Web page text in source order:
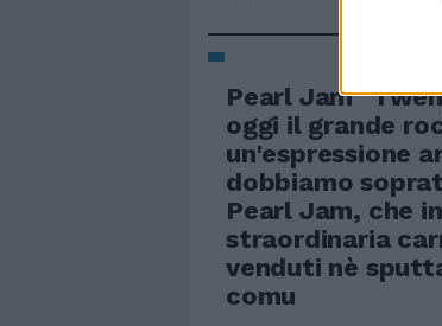
Pearl Jam
oggi il grande
un'espressione
dobbiamo
Pearl Jam, che
straordinaria
venduti nè
comu